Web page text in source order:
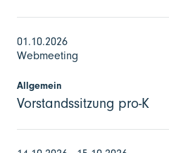
01.10.2026
Webmeeting
Allgemein
Vorstandssitzung pro-K